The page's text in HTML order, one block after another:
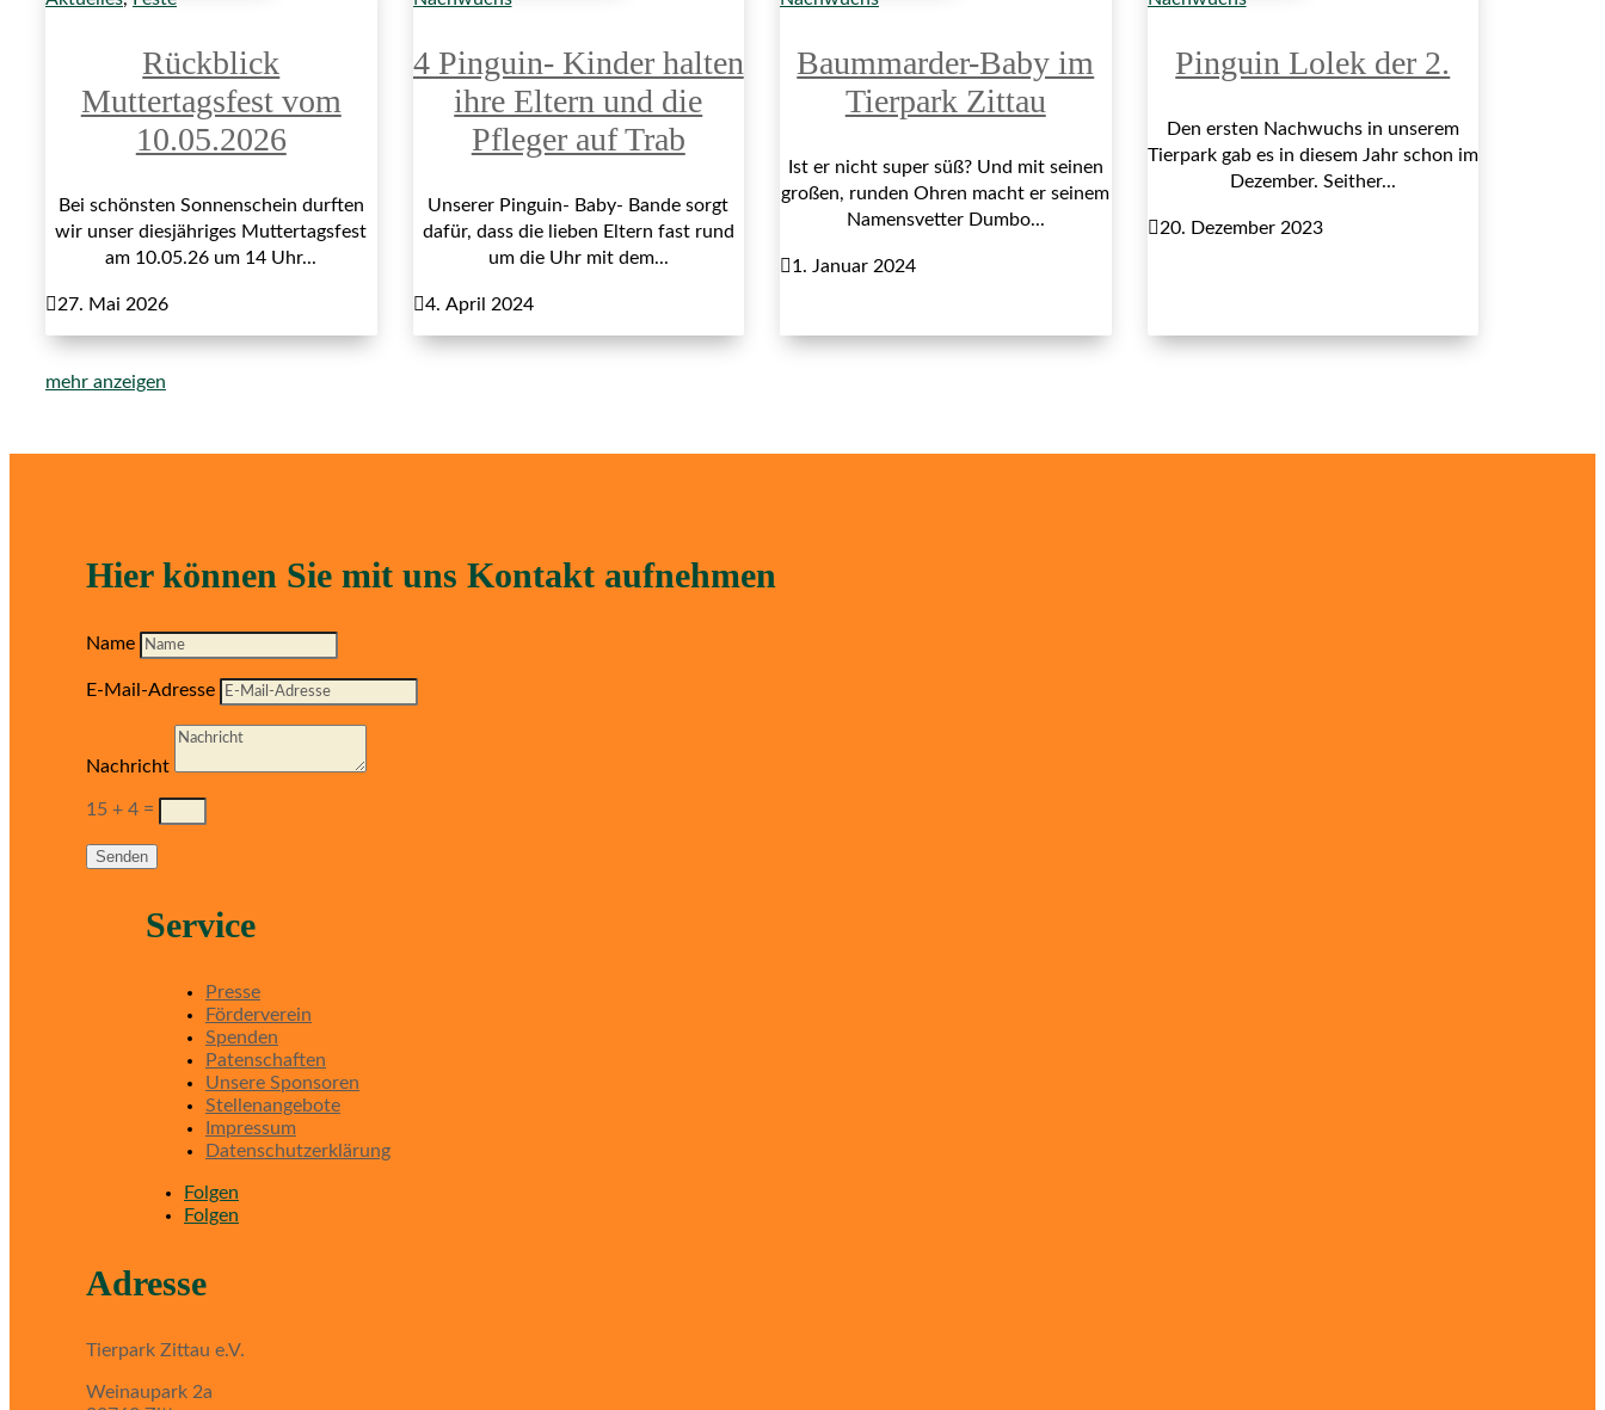
Rückblick
Muttertagsfest vom
10.05.2026
Bei schönsten Sonnenschein durften
wir unser diesjähriges Muttertagsfest
am 10.05.26 um 14 Uhr...
27. Mai 2026
4 Pinguin- Kinder halten
ihre Eltern und die
Pfleger auf Trab
Unserer Pinguin- Baby- Bande sorgt
dafür, dass die lieben Eltern fast rund
um die Uhr mit dem...
4. April 2024
Baummarder-Baby im
Tierpark Zittau
Ist er nicht super süß? Und mit seinen
großen, runden Ohren macht er seinem
Namensvetter Dumbo...
1. Januar 2024
Pinguin Lolek der 2.
Den ersten Nachwuchs in unserem
Tierpark gab es in diesem Jahr schon im
Dezember. Seither...
20. Dezember 2023
mehr anzeigen
Hier können Sie mit uns Kontakt aufnehmen
Name
E-Mail-Adresse
Nachricht
15 + 4 =
Senden
Service
Presse
Förderverein
Spenden
Patenschaften
Unsere Sponsoren
Stellenangebote
Impressum
Datenschutzerklärung
Folgen
Folgen
Adresse
Tierpark Zittau e.V.
Weinaupark 2a